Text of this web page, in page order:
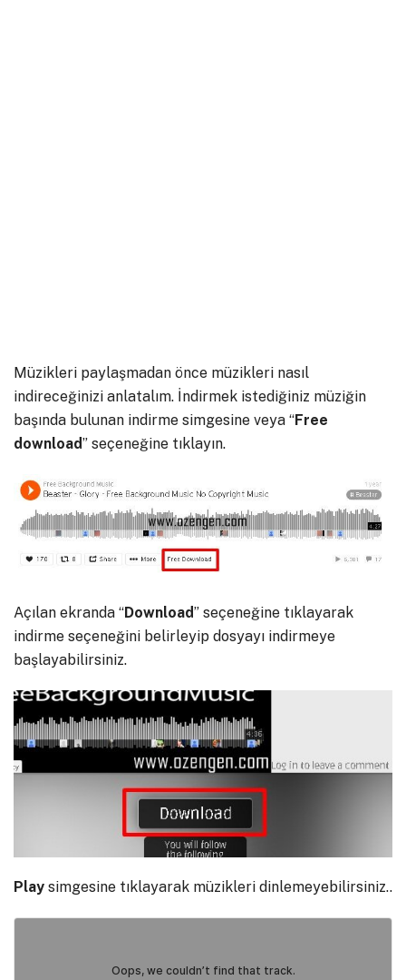
Müzikleri paylaşmadan önce müzikleri nasıl
indireceğinizi anlatalım. İndirmek istediğiniz müziğin
başında bulunan indirme simgesine veya “Free
download” seçeneğine tıklayın.
Açılan ekranda “Download” seçeneğine tıklayarak
indirme seçeneğini belirleyip dosyayı indirmeye
başlayabilirsiniz.
Play simgesine tıklayarak müzikleri dinlemeyebilirsiniz..